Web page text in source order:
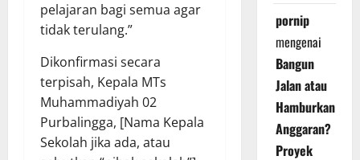
pelajaran bagi semua agar
tidak terulang.”
Dikonfirmasi secara
terpisah, Kepala MTs
Muhammadiyah 02
Purbalingga, [Nama Kepala
Sekolah jika ada, atau
pornip
mengenai
Bangun
Jalan atau
Hamburkan
Anggaran?
Proyek